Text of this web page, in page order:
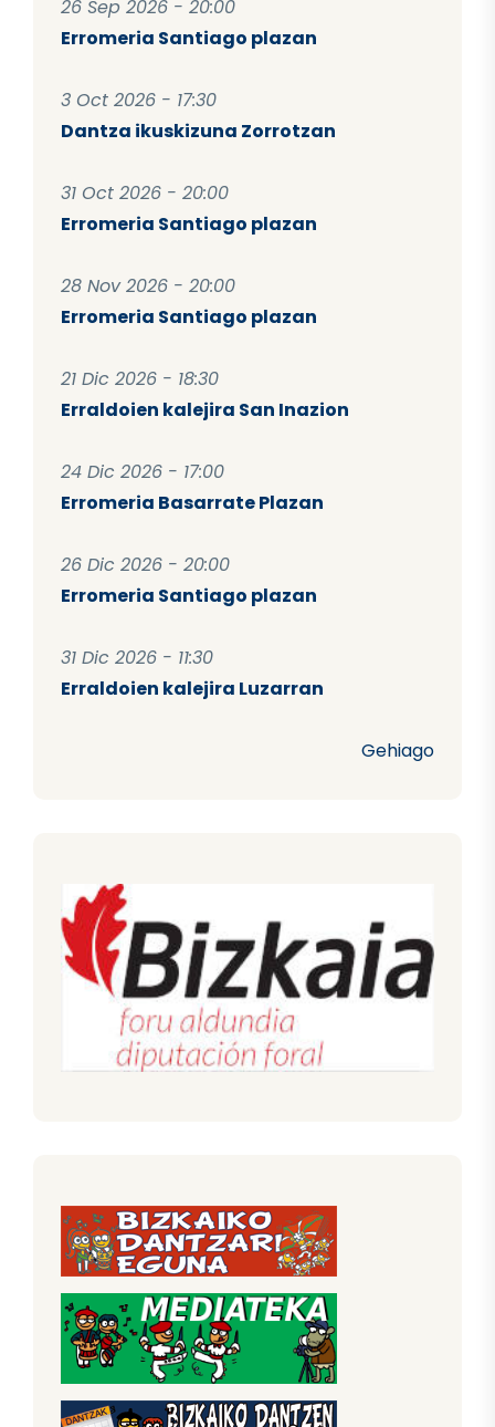
26 Sep 2026 - 20:00
Erromeria Santiago plazan
3 Oct 2026 - 17:30
Dantza ikuskizuna Zorrotzan
31 Oct 2026 - 20:00
Erromeria Santiago plazan
28 Nov 2026 - 20:00
Erromeria Santiago plazan
21 Dic 2026 - 18:30
Erraldoien kalejira San Inazion
24 Dic 2026 - 17:00
Erromeria Basarrate Plazan
26 Dic 2026 - 20:00
Erromeria Santiago plazan
31 Dic 2026 - 11:30
Erraldoien kalejira Luzarran
Gehiago